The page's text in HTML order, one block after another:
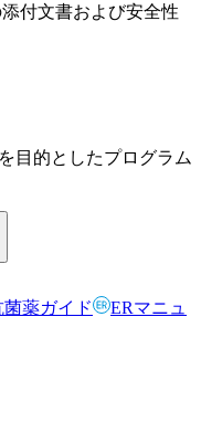
付文書および安全性
目的としたプログラム
菌薬ガイド
ERマニュ